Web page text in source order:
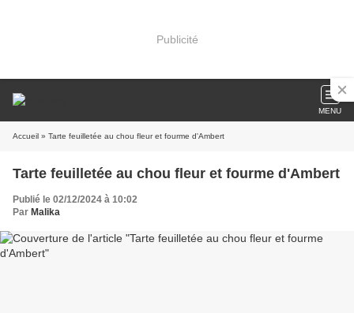
Publicité
MENU
Accueil » Tarte feuilletée au chou fleur et fourme d'Ambert
Tarte feuilletée au chou fleur et fourme d'Ambert
Publié le 02/12/2024 à 10:02
Par Malika